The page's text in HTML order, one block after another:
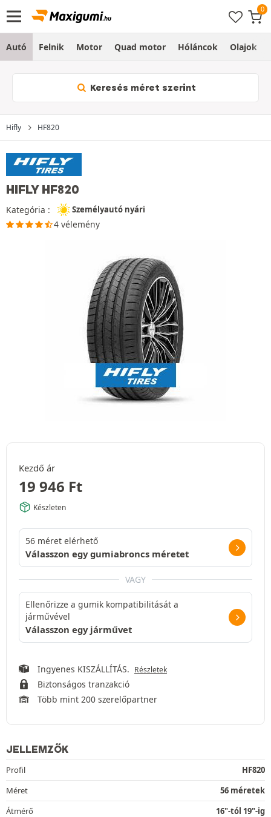
Autó Felnik Motor Quad motor Hóláncok Olajok
Keresés méret szerint
Hifly HF820
HIFLY HF820
Kategória : Személyautó nyári
4 vélemény
Kezdő ár
19 946 Ft
Készleten
56 méret elérhető
Válasszon egy gumiabroncs méretet
VAGY
Ellenőrizze a gumik kompatibilitását a
járművével
Válasszon egy járművet
Ingyenes KISZÁLLÍTÁS. Részletek
Biztonságos tranzakció
Több mint 200 szerelőpartner
JELLEMZŐK
Profil
HF820
Méret
56 méretek
Átmérő
16"-tól 19"-ig